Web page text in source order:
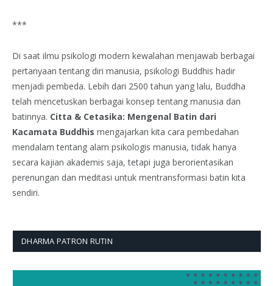
***
Di saat ilmu psikologi modern kewalahan menjawab berbagai
pertanyaan tentang diri manusia, psikologi Buddhis hadir
menjadi pembeda. Lebih dari 2500 tahun yang lalu, Buddha
telah mencetuskan berbagai konsep tentang manusia dan
batinnya. Citta & Cetasika: Mengenal Batin dari
Kacamata Buddhis mengajarkan kita cara pembedahan
mendalam tentang alam psikologis manusia, tidak hanya
secara kajian akademis saja, tetapi juga berorientasikan
perenungan dan meditasi untuk mentransformasi batin kita
sendiri.
DHARMA PATRON RUTIN